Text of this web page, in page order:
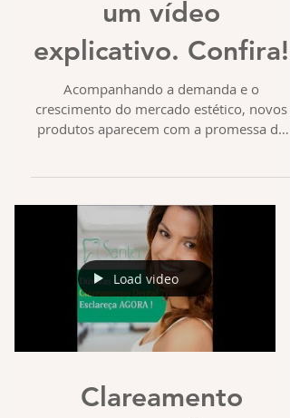
um vídeo
explicativo. Confira!
Acompanhando a demanda e o
crescimento do mercado estético, novos
produtos aparecem com a promessa de
Load video
Clareamento